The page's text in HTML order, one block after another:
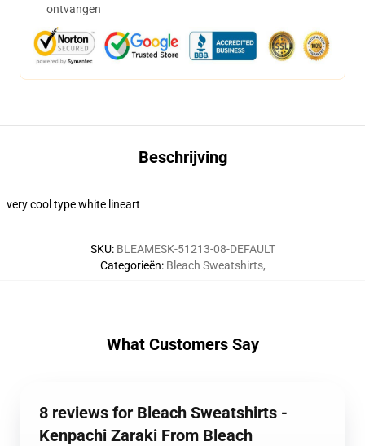
ontvangen
Beschrijving
very cool type white lineart
SKU: BLEAMESK-51213-08-DEFAULT
Categorieën: Bleach Sweatshirts,
What Customers Say
8 reviews for Bleach Sweatshirts -
Kenpachi Zaraki From Bleach